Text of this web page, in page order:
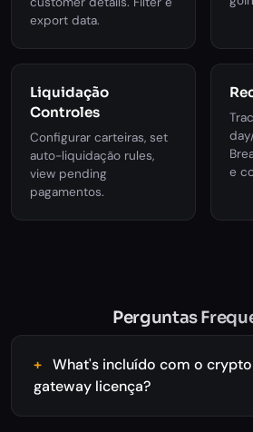
export data.
Liquidação
Controles
Configurar carteiras, set
auto-liquidação rules,
view pending
pagamentos.
e
Perguntas
What's incluído com o
gateway licença?